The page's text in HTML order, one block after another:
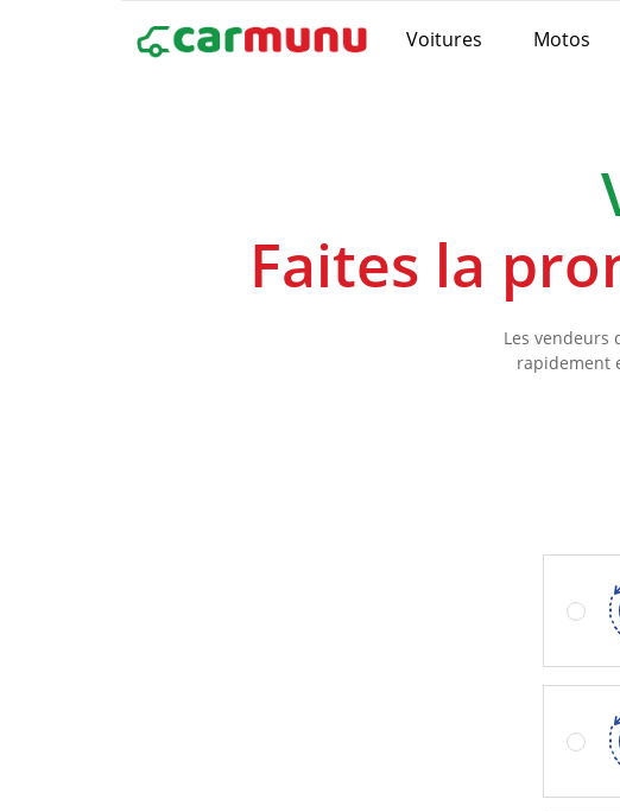
Voitures Motos
Faites la
Les vendeurs
rapidement